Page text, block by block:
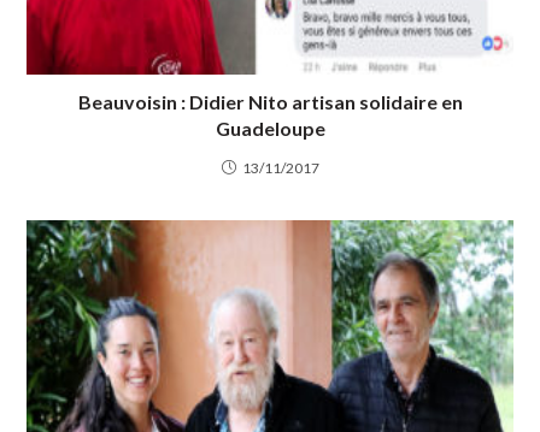
Beauvoisin : Didier Nito artisan solidaire en
Guadeloupe
13/11/2017